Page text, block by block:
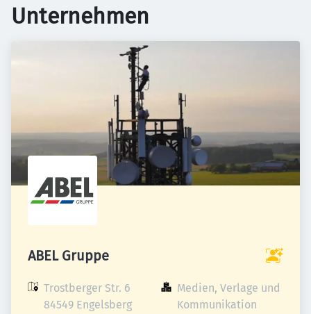
Unternehmen
ABEL Gruppe
Trostberger Str. 6
84549 Engelsberg
Medien, Verlage und
Kommunikation